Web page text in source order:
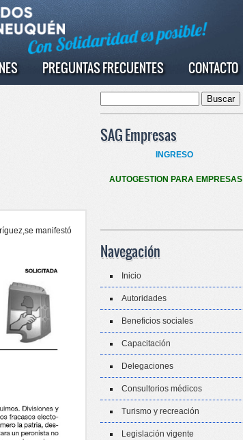
PREGUNTAS FRECUENTES CONTACTO
manifestó
Formulario de búsqueda
SAG Empresas
INGRESO
AUTOGESTION PARA EMPRESAS
Navegación
Inicio
Autoridades
Beneficios sociales
Capacitación
Delegaciones
Consultorios médicos
Turismo y recreación
Legislación vigente